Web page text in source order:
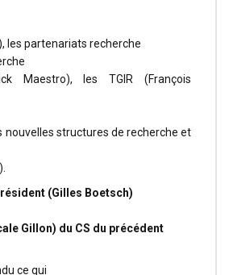
les partenariats recherche
Maestro), les TGIR (François
nouvelles structures de recherche et
(Gilles Boetsch)
Gillon) du CS du précédent
ce qui